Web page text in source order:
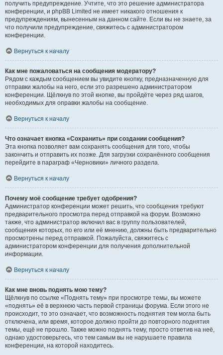
получить предупреждение. Учтите, что это решение администратора
конференции, и phpBB Limited не имеет никакого отношения к
предупреждениям, вынесенным на данном сайте. Если вы не знаете, за
что получили предупреждение, свяжитесь с администратором
конференции.
Вернуться к началу
Как мне пожаловаться на сообщения модератору?
Рядом с каждым сообщением вы увидите кнопку, предназначенную для
отправки жалобы на него, если это разрешено администратором
конференции. Щёлкнув по этой кнопке, вы пройдёте через ряд шагов,
необходимых для оправки жалобы на сообщение.
Вернуться к началу
Что означает кнопка «Сохранить» при создании сообщения?
Эта кнопка позволяет вам сохранять сообщения для того, чтобы
закончить и отправить их позже. Для загрузки сохранённого сообщения
перейдите в параграф «Черновики» личного раздела.
Вернуться к началу
Почему моё сообщение требует одобрения?
Администратор конференции может решить, что сообщения требуют
предварительного просмотра перед отправкой на форум. Возможно
также, что администратор включил вас в группу пользователей,
сообщения которых, по его или её мнению, должны быть предварительно
просмотрены перед отправкой. Пожалуйста, свяжитесь с
администратором конференции для получения дополнительной
информации.
Вернуться к началу
Как мне вновь поднять мою тему?
Щёлкнув по ссылке «Поднять тему» при просмотре темы, вы можете
«поднять» её в верхнюю часть первой страницы форума. Если этого не
происходит, то это означает, что возможность поднятия тем могла быть
отключена, или время, которое должно пройти до повторного поднятия
темы, ещё не прошло. Также можно поднять тему, просто ответив на неё,
однако удостоверьтесь, что тем самым вы не нарушаете правила
конференции, на которой находитесь.